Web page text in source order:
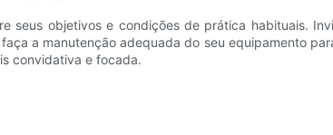
seus objetivos e condições de prática habituais.
a manutenção adequada do seu equipamento
convidativa e focada.